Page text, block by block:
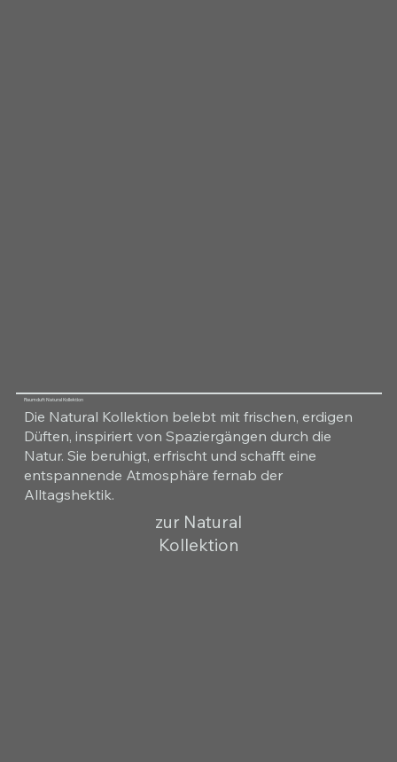
Raumduft Natural Kollektion
Die Natural Kollektion belebt mit frischen, erdigen
Düften, inspiriert von Spaziergängen durch die
Natur. Sie beruhigt, erfrischt und schafft eine
entspannende Atmosphäre fernab der
Alltagshektik.
zur Natural
Kollektion